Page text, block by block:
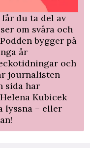
får du ta del av
om svåra och
bygger på
år
och
journalisten
sida har
Kubicek
lyssna – eller